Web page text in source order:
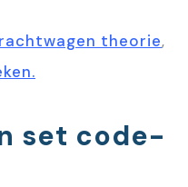
theorie,
set code-